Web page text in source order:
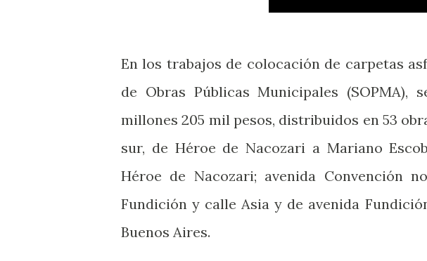
En los trabajos de colocación de carpetas
de Obras Públicas Municipales
millones 205 mil pesos, distribuidos en 53
sur, de Héroe de Nacozari a Mariano
Héroe de Nacozari; avenida Convención
Fundición y calle Asia y de avenida
Buenos Aires.